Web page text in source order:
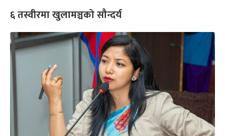
६ तस्वीरमा खुलामञ्चको सौन्दर्य